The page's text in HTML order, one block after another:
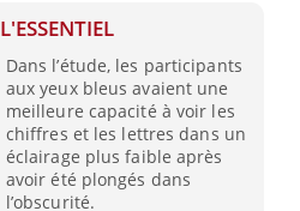
L'ESSENTIEL
Dans l’étude, les participants
aux yeux bleus avaient une
meilleure capacité à voir les
chiffres et les lettres dans un
éclairage plus faible après
avoir été plongés dans
l’obscurité.